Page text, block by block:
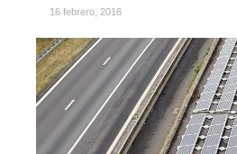
16 febrero, 2016